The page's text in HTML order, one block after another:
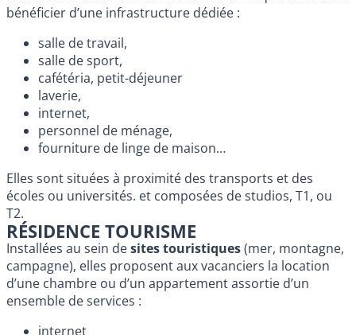
bénéficier d’une infrastructure dédiée :
salle de travail,
salle de sport,
cafétéria, petit-déjeuner
laverie,
internet,
personnel de ménage,
fourniture de linge de maison…
Elles sont situées à proximité des transports et des
écoles ou universités. et composées de studios, T1, ou
T2.
RÉSIDENCE TOURISME
Installées au sein desites touristiques(mer, montagne,
campagne), elles proposent aux vacanciers la location
d’une chambre ou d’un appartement assortie d’un
ensemble de services :
internet